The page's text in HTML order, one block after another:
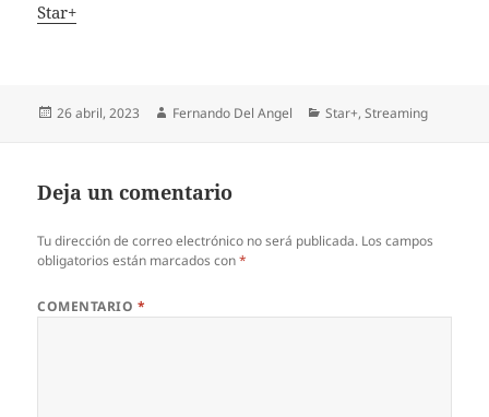
In relation to
Star+
Publicado
26 abril, 2023 Autor
Fernando Del Angel Categorías
Star+,Streaming
Deja un comentario
Tu dirección de correo electrónico no será publicada. Los campos
obligatorios están marcados con*
COMENTARIO *